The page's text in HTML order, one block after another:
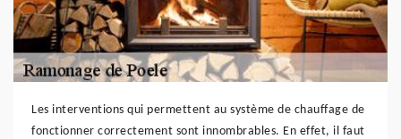
Les interventions qui permettent au système de chauffage de
fonctionner correctement sont innombrables. En effet, il faut